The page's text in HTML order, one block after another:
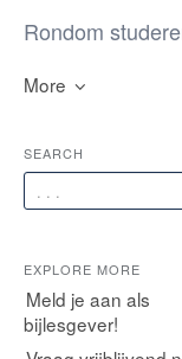
Rondom
More
SEARCH
EXPLORE MORE
Meld je aan als
bijlesgever!